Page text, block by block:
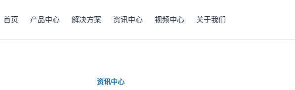
首页 产品中心 解决方案 资讯中心 视频中心 关于我们
资讯中心